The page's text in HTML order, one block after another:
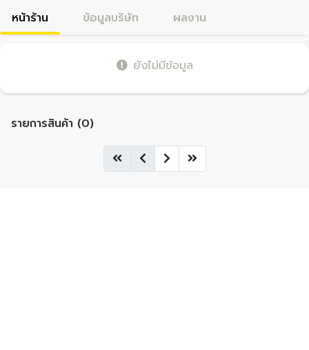
หน้าร้าน ข้อมูลบริษัท ผลงาน
ยังไม่มีข้อมูล
รายการสินค้า (0)